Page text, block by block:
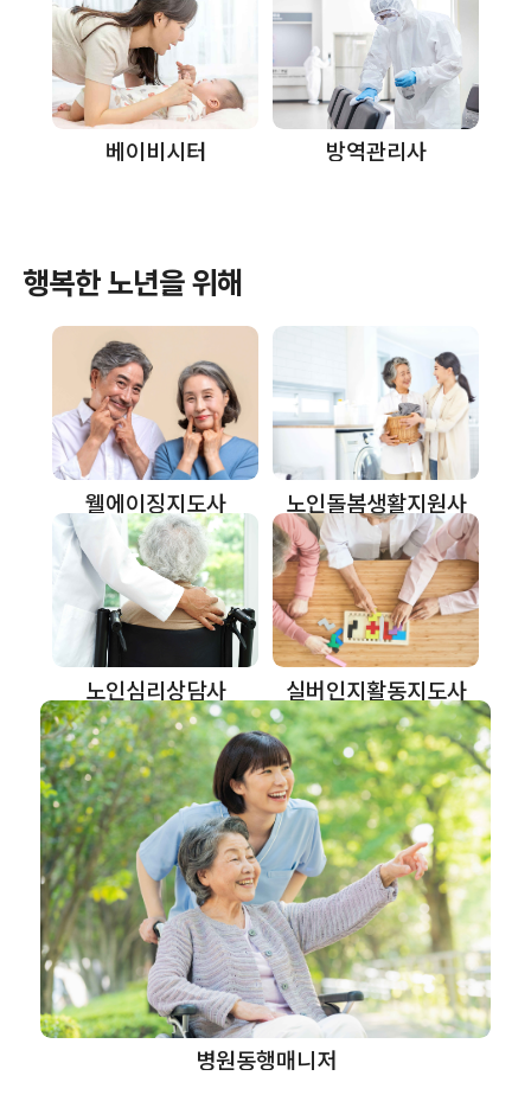
베이비시터 방역관리사
행복한 노년을 위해
웰에이징지도사 노인돌봄생활지원사
노인심리상담사 실버인지활동지도사
병원동행매니저